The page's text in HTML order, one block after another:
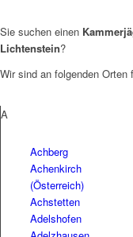
Sie suchen einen
Lichtenstein?
Wir sind an folgenden Orten
A
Achberg
Achenkirch
(Österreich)
Achstetten
Adelshofen